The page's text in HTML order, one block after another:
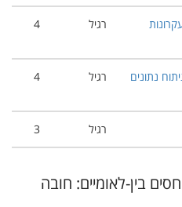
רגיל 4
נתונים
רגיל 4
רגיל 3
בין-לאומיים: חובה